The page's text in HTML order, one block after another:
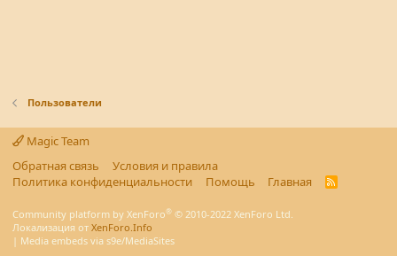
Пользователи
Magic Team
Обратная связь
Условия и правила
Политика конфиденциальности
Помощь Главная
R
Community platform by XenForo® © 2010-2022 XenForo Ltd.
Локализация от XenForo.Info
| Media embeds via s9e/MediaSites